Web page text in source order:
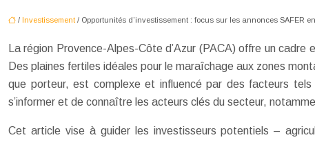
/ Investissement / Opportunités d’investissement : focus sur les annonces SAFER
La région Provence-Alpes-Côte d’Azur (PACA) offre un
Des plaines fertiles idéales pour le maraîchage aux zones
que porteur, est complexe et influencé par des facteurs
s’informer et de connaître les acteurs clés du secteur,
Cet article vise à guider les investisseurs potentiels –